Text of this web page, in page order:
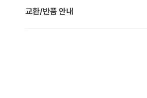
교환/반품 안내